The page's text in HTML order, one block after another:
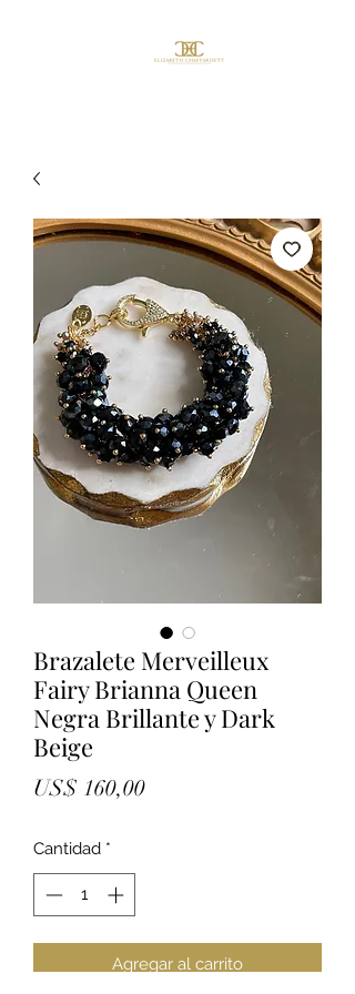
Brazalete Merveilleux
Fairy Brianna Queen
Negra Brillante y Dark
Beige
US$ 160,00Precio
Cantidad *
Agregar al carrito